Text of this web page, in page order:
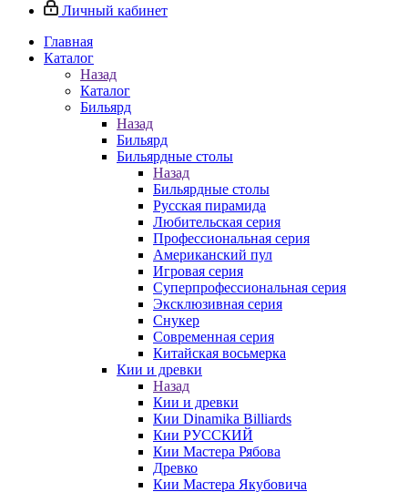
Личный кабинет
Главная
Каталог
Назад
Каталог
Бильярд
Назад
Бильярд
Бильярдные столы
Назад
Бильярдные столы
Русская пирамида
Любительская серия
Профессиональная серия
Американский пул
Игровая серия
Суперпрофессиональная серия
Эксклюзивная серия
Снукер
Современная серия
Китайская восьмерка
Кии и древки
Назад
Кии и древки
Кии Dinamika Billiards
Кии РУССКИЙ
Кии Мастера Рябова
Древко
Кии Мастера Якубовича